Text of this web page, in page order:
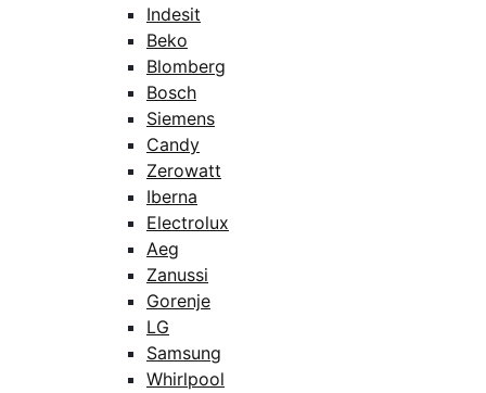
Indesit
Beko
Blomberg
Bosch
Siemens
Candy
Zerowatt
Iberna
Electrolux
Aeg
Zanussi
Gorenje
LG
Samsung
Whirlpool